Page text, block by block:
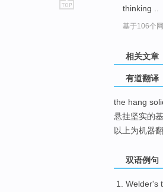
thinking ..
基于106个
相关文章
有道翻译
the hang
悬挂坚实的
以上为机器
双语例句
Welder's